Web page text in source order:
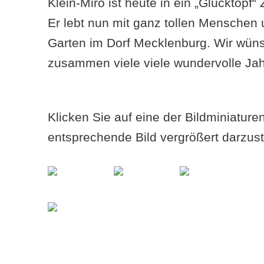
Er lebt nun mit ganz tollen Menschen
Garten im Dorf Mecklenburg. Wir
zusammen viele viele wundervolle
Klicken Sie auf eine der
entsprechende Bild vergrößert